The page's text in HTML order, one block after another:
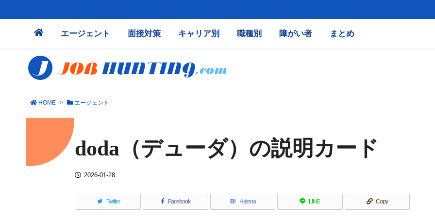
エージェント 面接対策 キャリア別 職種別 障がい者 まとめ
HOME > エージェント
doda（デューダ）の説明カード
2026-01-28
Twitter Facebook B! Hatena LINE Copy